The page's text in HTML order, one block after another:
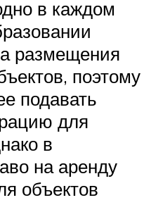
в каждом
размещения
поэтому
подавать
для
в
на аренду
объектов